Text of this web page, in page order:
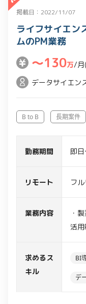
掲載日：2022/11/07
ライフサイエン
ムのPM業務
〜130万/月
データサイエン
B to B 長期案件
勤務期間 即
リモート フ
業務内容
・
活
問
・
求めるス
キル
BI
デ